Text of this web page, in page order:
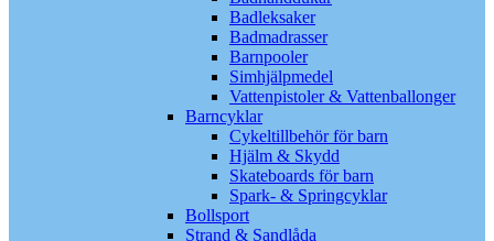
Badleksaker
Badmadrasser
Barnpooler
Simhjälpmedel
Vattenpistoler & Vattenballonger
Barncyklar
Cykeltillbehör för barn
Hjälm & Skydd
Skateboards för barn
Spark- & Springcyklar
Bollsport
Strand & Sandlåda